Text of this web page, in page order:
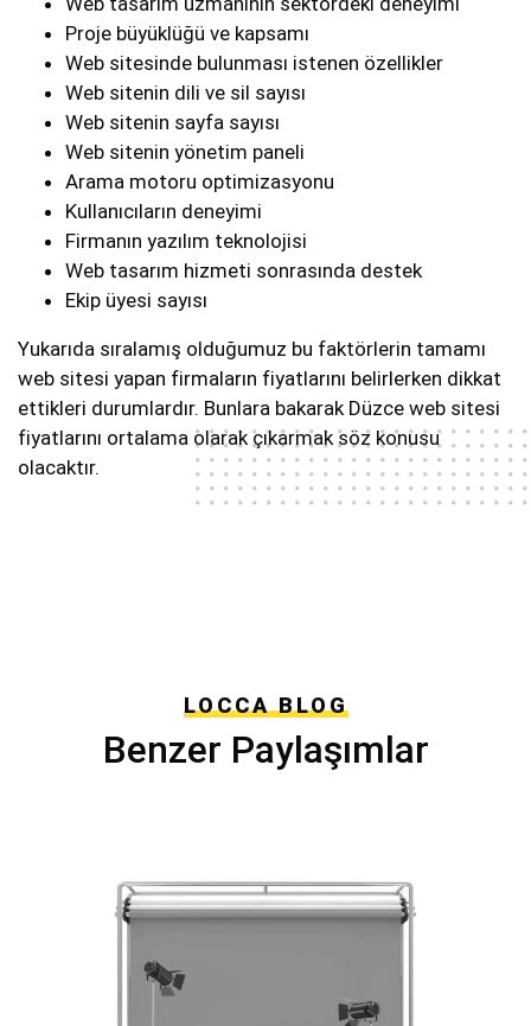
Proje büyüklüğü ve kapsamı
Web sitesinde bulunması istenen özellikler
Web sitenin dili ve sil sayısı
Web sitenin sayfa sayısı
Web sitenin yönetim paneli
Arama motoru optimizasyonu
Kullanıcıların deneyimi
Firmanın yazılım teknolojisi
Web tasarım hizmeti sonrasında destek
Ekip üyesi sayısı
Yukarıda sıralamış olduğumuz bu faktörlerin tamamı
web sitesi yapan firmaların fiyatlarını belirlerken dikkat
ettikleri durumlardır. Bunlara bakarak Düzce web sitesi
fiyatlarını ortalama olarak çıkarmak söz konusu
olacaktır.
LOCCA BLOG
Benzer Paylaşımlar